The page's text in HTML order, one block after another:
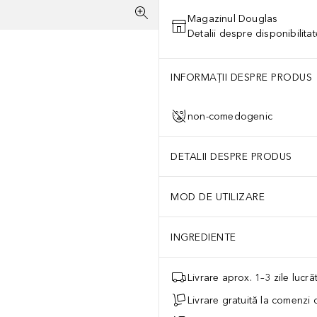
Magazinul Douglas
Detalii despre
INFORMAȚII DESPRE PRODUS
non-comedogenic
DETALII DESPRE PRODUS
MOD DE UTILIZARE
INGREDIENTE
Livrare aprox. 1–3 zile
Livrare gratuită la comenzi